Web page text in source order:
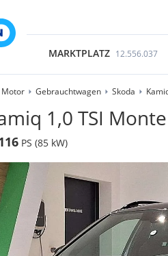
MARKTPLATZ 12.556.037
Gebrauchtwagen Skoda
1,0 TSI
PS (85 kW)